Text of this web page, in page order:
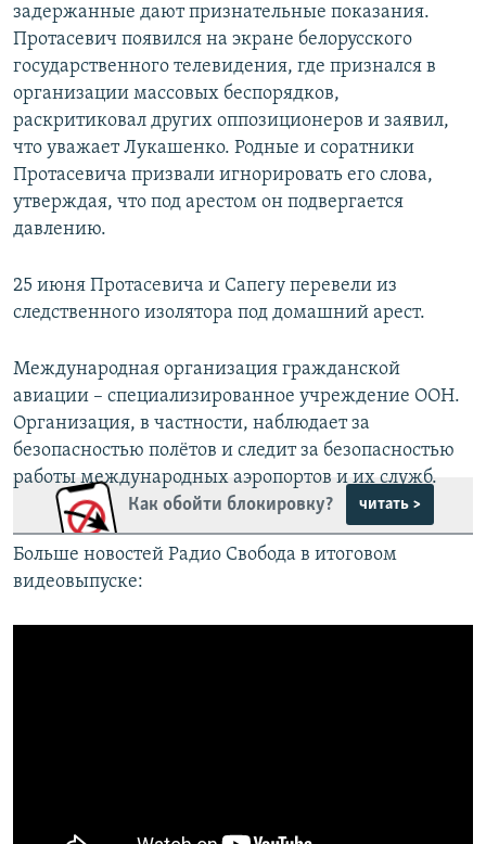
задержанные дают признательные показания.
Протасевич появился на экране белорусского
государственного телевидения, где признался в
организации массовых беспорядков,
раскритиковал других оппозиционеров и заявил,
что уважает Лукашенко. Родные и соратники
Протасевича призвали игнорировать его слова,
утверждая, что под арестом он подвергается
давлению.
25 июня Протасевича и Сапегу перевели из
следственного изолятора под домашний арест.
Международная организация гражданской
авиации – специализированное учреждение ООН.
Организация, в частности, наблюдает за
безопасностью полётов и следит за безопасностью
работы международных аэропортов и их служб.
Как обойти блокировку?
читать >
Больше новостей Радио Свобода в итоговом
видеовыпуске: